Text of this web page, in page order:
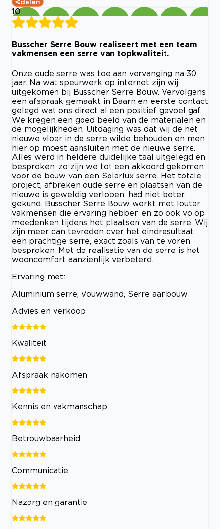
delen
10
Busscher Serre Bouw realiseert met een team
vakmensen een serre van topkwaliteit.
Onze oude serre was toe aan vervanging na 30
jaar. Na wat speurwerk op internet zijn wij
uitgekomen bij Busscher Serre Bouw. Vervolgens
een afspraak gemaakt in Baarn en eerste contact
gelegd wat ons direct al een positief gevoel gaf.
We kregen een goed beeld van de materialen en
de mogelijkheden. Uitdaging was dat wij de net
nieuwe vloer in de serre wilde behouden en men
hier op moest aansluiten met de nieuwe serre.
Alles werd in heldere duidelijke taal uitgelegd en
besproken, zo zijn we tot een akkoord gekomen
voor de bouw van een Solarlux serre. Het totale
project, afbreken oude serre en plaatsen van de
nieuwe is geweldig verlopen, had niet beter
gekund. Busscher Serre Bouw werkt met louter
vakmensen die ervaring hebben en zo ook volop
meedenken tijdens het plaatsen van de serre. Wij
zijn meer dan tevreden over het eindresultaat
een prachtige serre, exact zoals van te voren
besproken. Met de realisatie van de serre is het
wooncomfort aanzienlijk verbeterd.
Ervaring met:
Aluminium serre, Vouwwand, Serre aanbouw
Advies en verkoop
Kwaliteit
Afspraak nakomen
Kennis en vakmanschap
Betrouwbaarheid
Communicatie
Nazorg en garantie